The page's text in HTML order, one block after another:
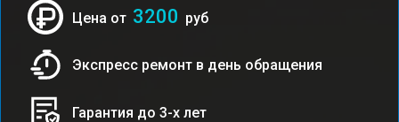
Цена от 3200 руб
Экспресс ремонт в день обращения
Гарантия до 3-х лет